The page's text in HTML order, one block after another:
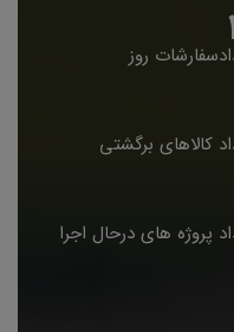
روز
کالاهای برگشتی
پروژه های درحال اجرا